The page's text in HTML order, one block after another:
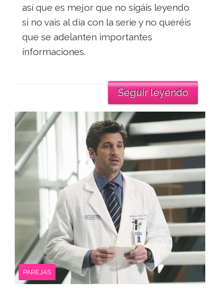
así que es mejor que no sigáis leyendo
si no vais al día con la serie y no queréis
que se adelanten importantes
informaciones.
Seguir leyendo
PAREJAS